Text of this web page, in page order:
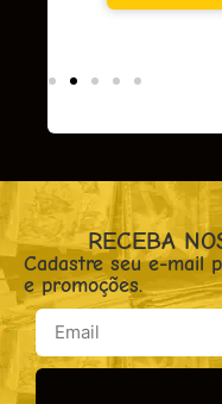
RECEBA
Cadastre seu e-mail
e promoções.